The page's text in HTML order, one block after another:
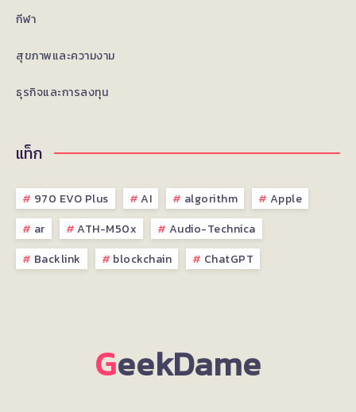
กีฬา
สุขภาพและความงาม
ธุรกิจและการลงทุน
แท็ก
970 EVO Plus AI algorithm
Apple
ar
ATH-M50x
Audio-Technica
Backlink
blockchain ChatGPT
GeekDame